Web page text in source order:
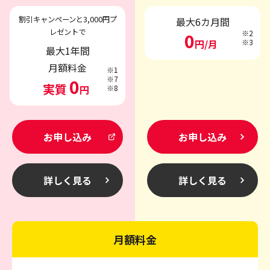
割引キャンペーンと3,000円プ
レゼントで
最大1年間
月額料金
実質 0円
※1
※7
※8
最大6カ月間
0円/月
※2
※3
お申し込み
詳しく見る
お申し込み
詳しく見る
月額料金